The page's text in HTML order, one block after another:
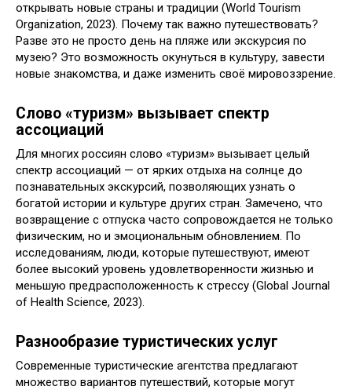
открывать новые страны и традиции (World Tourism
Organization, 2023). Почему так важно путешествовать?
Разве это не просто день на пляже или экскурсия по
музею? Это возможность окунуться в культуру, завести
новые знакомства, и даже изменить своё мировоззрение.
Cлово «туризм» вызывает спектр
ассоциаций
Для многих россиян слово «туризм» вызывает целый
спектр ассоциаций — от ярких отдыха на солнце до
познавательных экскурсий, позволяющих узнать о
богатой истории и культуре других стран. Замечено, что
возвращение с отпуска часто сопровождается не только
физическим, но и эмоциональным обновлением. По
исследованиям, люди, которые путешествуют, имеют
более высокий уровень удовлетворенности жизнью и
меньшую предрасположенность к стрессу (Global Journal
of Health Science, 2023).
Разнообразие туристических услуг
Современные туристические агентства предлагают
множество вариантов путешествий, которые могут